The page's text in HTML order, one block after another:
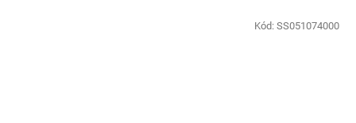
Kód: SS051074000